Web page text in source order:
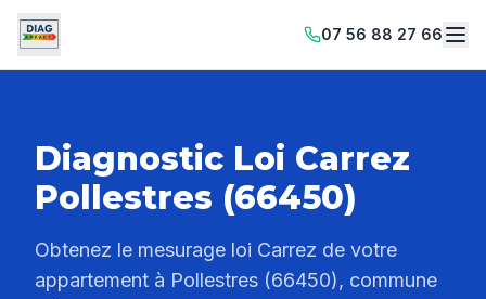
07 56 88 27 66
Diagnostic Loi Carrez
Pollestres (66450)
Obtenez le mesurage loi Carrez de votre
appartement à Pollestres (66450), commune